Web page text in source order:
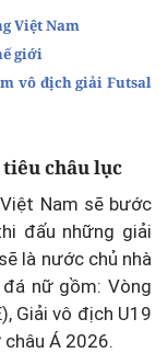
Việt Nam
giới
vô địch giải Futsal
châu lục
Nam sẽ bước
đấu những giải
là nước chủ nhà
nữ gồm: Vòng
Giải vô địch U19
Á 2026.